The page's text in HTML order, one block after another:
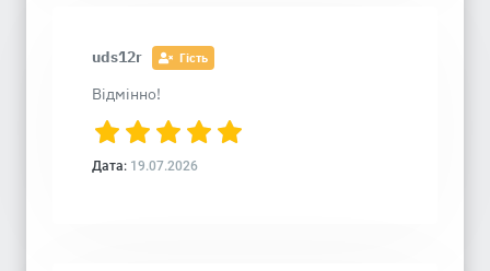
uds12r Гість
Відмінно!
Дата: 19.07.2026